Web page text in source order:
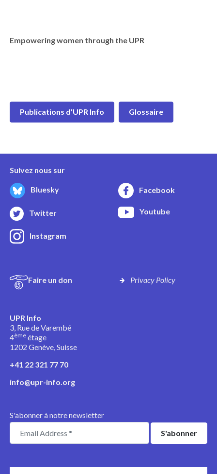
Empowering women through the UPR
Publications d'UPR Info Glossaire
Suivez nous sur
Bluesky Facebook
Twitter Youtube
Instagram
Faire un don Privacy Policy
UPR Info
3, Rue de Varembé
4ème étage
1202 Genève, Suisse
+41 22 321 77 70
info@upr-info.org
S'abonner à notre newsletter